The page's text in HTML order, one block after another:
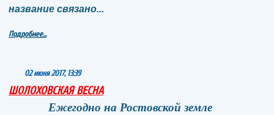
название связано...
Подробнее...
02 июня 2017, 13:39
ШОЛОХОВСКАЯ ВЕСНА
Ежегодно на Ростовской земле